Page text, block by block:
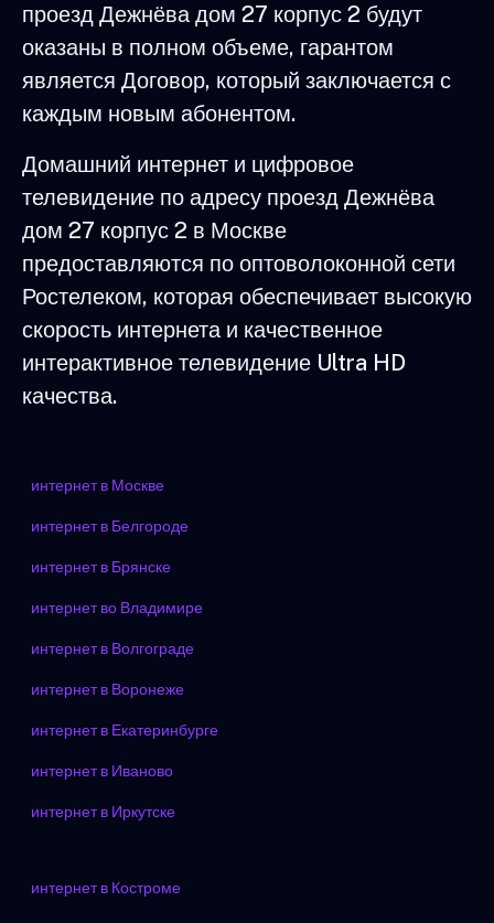
проезд Дежнёва дом 27 корпус 2 будут
оказаны в полном объеме, гарантом
является Договор, который заключается с
каждым новым абонентом.
Домашний интернет и цифровое
телевидение по адресу проезд Дежнёва
дом 27 корпус 2 в Москве
предоставляются по оптоволоконной сети
Ростелеком, которая обеспечивает высокую
скорость интернета и качественное
интерактивное телевидение Ultra HD
качества.
интернет в Москве
интернет в Белгороде
интернет в Брянске
интернет во Владимире
интернет в Волгограде
интернет в Воронеже
интернет в Екатеринбурге
интернет в Иваново
интернет в Иркутске
интернет в Костроме